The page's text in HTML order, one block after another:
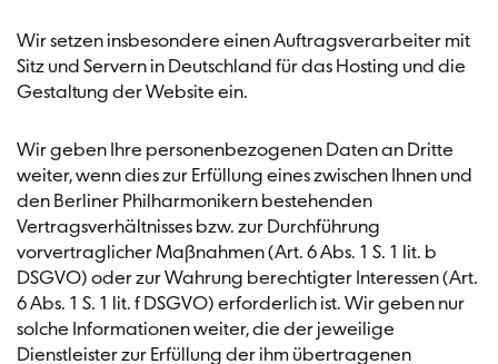
Wir setzen insbesondere einen Auftragsverarbeiter mit
Sitz und Servern in Deutschland für das Hosting und die
Gestaltung der Website ein.
Wir geben Ihre personenbezogenen Daten an Dritte
weiter, wenn dies zur Erfüllung eines zwischen Ihnen und
den Berliner Philharmonikern bestehenden
Vertragsverhältnisses bzw. zur Durchführung
vorvertraglicher Maßnahmen (Art. 6 Abs. 1 S. 1 lit. b
DSGVO) oder zur Wahrung berechtigter Interessen (Art.
6 Abs. 1 S. 1 lit. f DSGVO) erforderlich ist. Wir geben nur
solche Informationen weiter, die der jeweilige
Dienstleister zur Erfüllung der ihm übertragenen